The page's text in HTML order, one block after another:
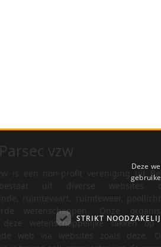
is een non-profit vereniging uit
uit diverse websites
wetenschappen. Onze
deze wetenschappelijke takken op
Deze
STRIKT